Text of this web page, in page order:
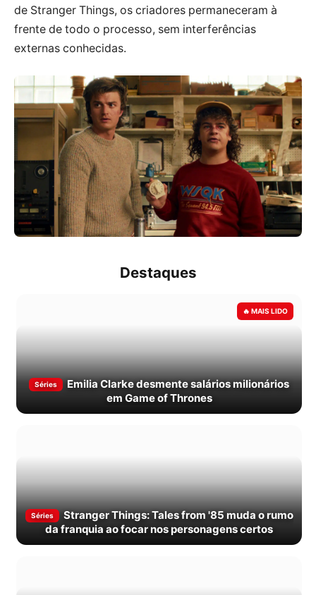
de Stranger Things, os criadores permaneceram à
frente de todo o processo, sem interferências
externas conhecidas.
Destaques
Séries
Emilia Clarke desmente salários milionários
em Game of Thrones
Séries
Stranger Things: Tales from '85 muda o rumo
da franquia ao focar nos personagens certos